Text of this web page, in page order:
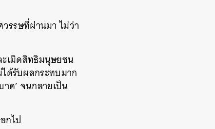
รรษที่ผ่านมา ไม่ว่า
ะเมิดสิทธิมนุษยชน
ได้รับผลกระทบมาก
าด’ จนกลายเป็น
กไป